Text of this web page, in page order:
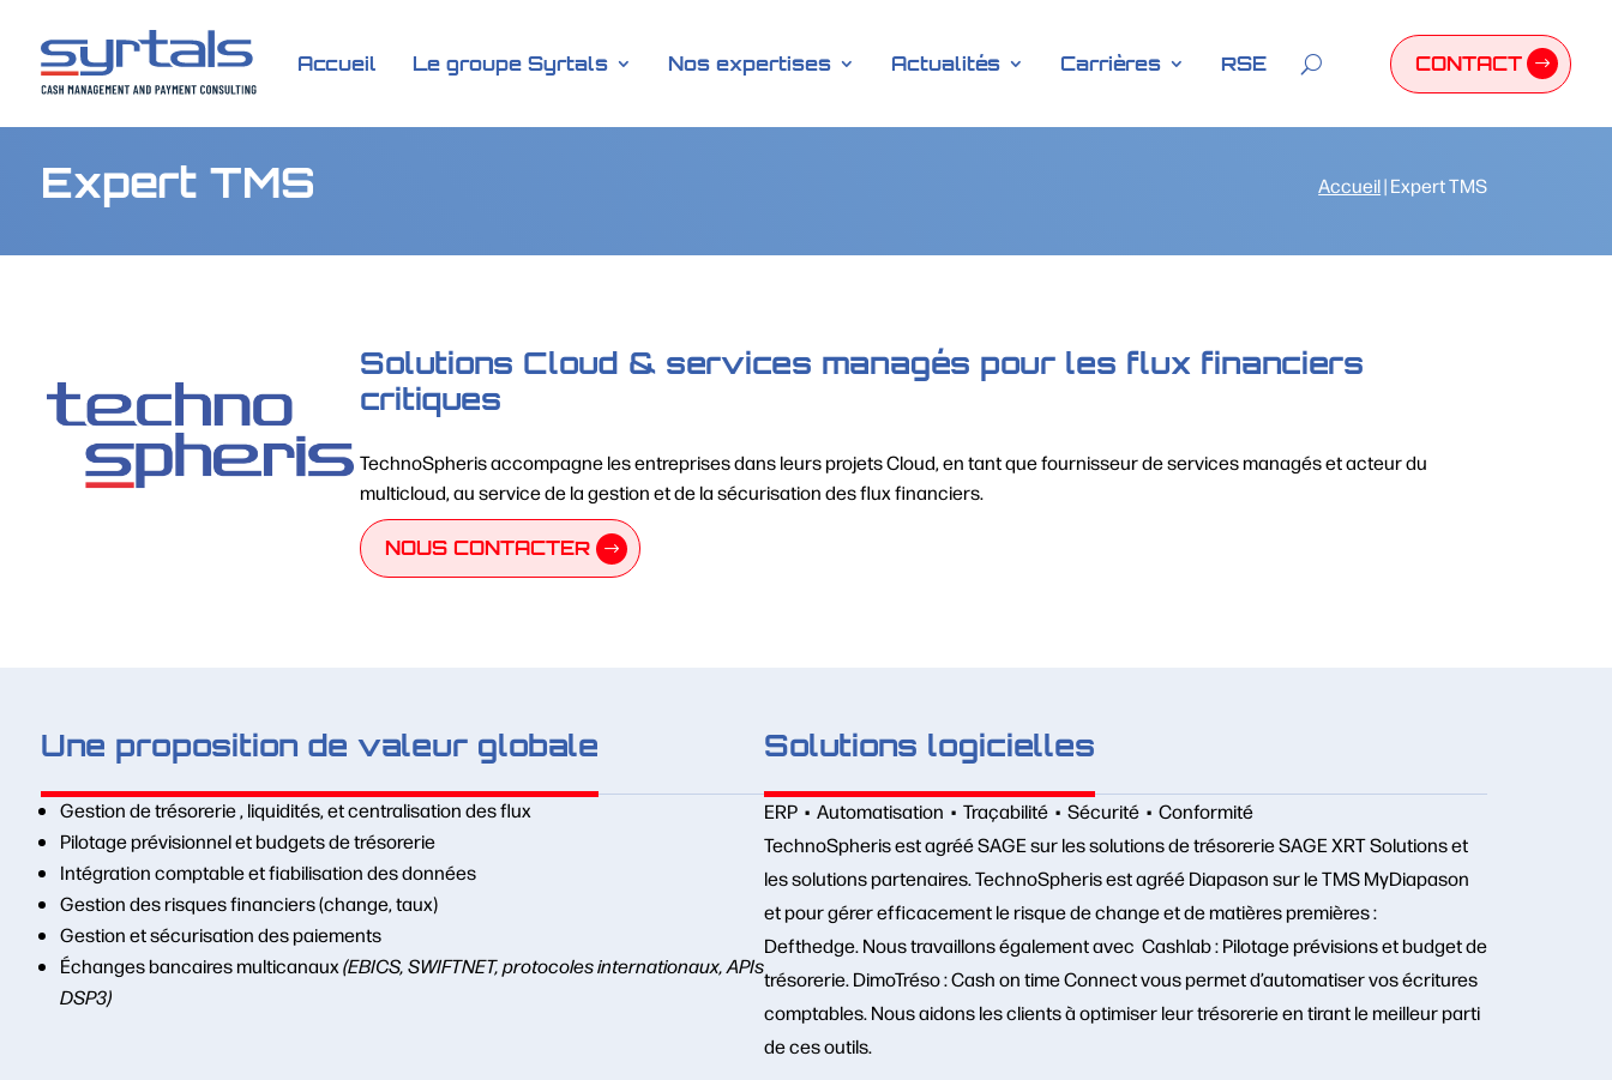
Accueil Le groupe Syrtals Nos expertises Actualités Carrières RSE CONTACT
Expert TMS Accueil|Expert TMS
Solutions Cloud & services managés pour les flux financiers
critiques
TechnoSpheris accompagne les entreprises dans leurs projets Cloud, en tant que fournisseur de services managés et acteur du
multicloud, au service de la gestion et de la sécurisation des flux financiers.
NOUS CONTACTER
Une proposition de valeur globale
Gestion de trésorerie , liquidités, et centralisation des flux
Pilotage prévisionnel et budgets de trésorerie
Intégration comptable et fiabilisation des données
Gestion des risques financiers (change, taux)
Gestion et sécurisation des paiements
Échanges bancaires multicanaux(EBICS, SWIFTNET, protocoles internationaux, APIs
DSP3)
Solutions logicielles
ERP • Automatisation • Traçabilité • Sécurité • Conformité
TechnoSpheris est agréé SAGE sur les solutions de trésorerie SAGE XRT Solutions et
les solutions partenaires. TechnoSpheris est agréé Diapason sur le TMS MyDiapason
et pour gérer efficacement le risque de change et de matières premières :
Defthedge. Nous travaillons également avec Cashlab : Pilotage prévisions et budget de
trésorerie. DimoTréso : Cash on time Connect vous permet d’automatiser vos écritures
comptables. Nous aidons les clients à optimiser leur trésorerie en tirant le meilleur parti
de ces outils.